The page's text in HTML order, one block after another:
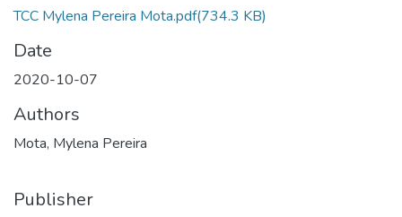
TCC Mylena Pereira Mota.pdf(734.3 KB)
Date
2020-10-07
Authors
Mota, Mylena Pereira
Publisher